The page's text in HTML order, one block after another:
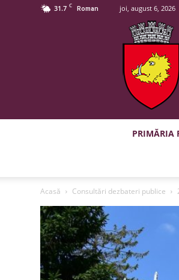
31.7 C Roman joi, august 6, 2026
PRIMĂRIA
Acasă Consultări dezbateri publice